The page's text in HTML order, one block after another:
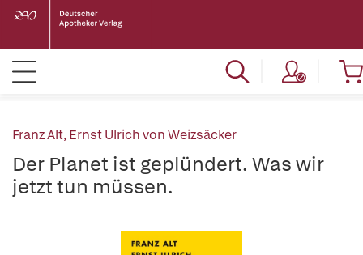
Franz Alt,Ernst Ulrich von Weizsäcker
Der Planet ist geplündert. Was wir
jetzt tun müssen.